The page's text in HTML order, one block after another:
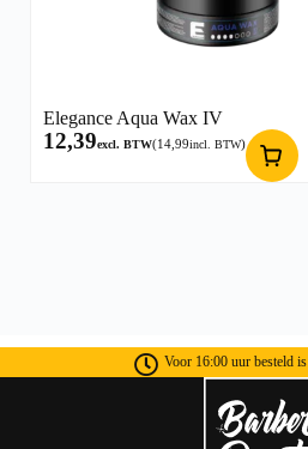
Elegance Aqua Wax IV
12,39excl. BTW(14,99incl. BTW)
Voor 16:00 uur besteld is